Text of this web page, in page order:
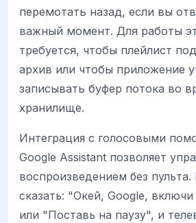
перемотать назад, если вы
важный момент. Для работы
требуется, чтобы плейлист
архив или чтобы приложение
записывать буфер потока во
хранилище.
Интеграция с голосовыми
Google Assistant позволяет
воспроизведением без
сказать: "Окей, Google,
или "Поставь на паузу", и